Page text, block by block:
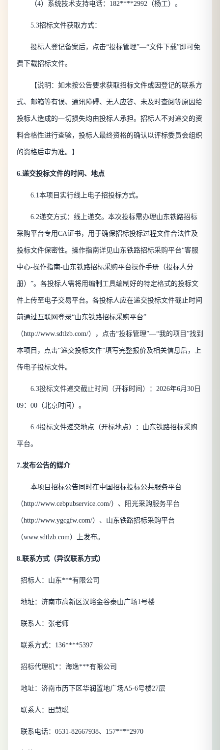
（4）系统技术支持电话：182****2992（杨工）。
5.3招标文件获取方式：
投标人登记备案后，点击“投标管理”—“文件下载”即可免
费下载招标文件。
【说明：如未按公告要求获取招标文件或因登记的联系方
式、邮箱等有误、通讯障碍、无人应答、未及时查阅等原因给
投标人造成的一切损失均由投标人承担。招标人不对递交的资
料合格性进行查验，投标人最终资格的确认以评标委员会组织
的资格后审为准。】
6.递交投标文件的时间、地点
6.1本项目实行线上电子招投标方式。
6.2递交方式：线上递交。本次投标需办理山东铁路招标
采购平台专用CA证书，用于确保招标投标过程文件合法性及
投标文件保密性。操作指南详见山东铁路招标采购平台“客服
中心-操作指南-山东铁路招标采购平台操作手册（投标人分
册）”。各投标人需将用编制工具编制好的特定格式的投标文
件上传至电子交易平台。各投标人应在递交投标文件截止时间
前通过互联网登录“山东铁路招标采购平台”
（http://www.sdtlzb.com/），点击“投标管理”—“我的项目”找到
本项目，点击“递交投标文件”填写完整报价及相关信息后，上
传电子投标文件。
6.3投标文件递交截止时间（开标时间）：2026年6月 30 日
09： 00（北京时间）。
6.4投标文件递交地点 （开标地点） ：山东铁路招标采购
平台。
7.发布公告的媒介
本项目招标公告同时在中国招标投标公共服务平台
（http://www.cebpubservice.com/）、阳光采购服务平台
（http://www.ygcgfw.com/）、山东铁路招标采购平台
（www.sdtlzb.com）上发布。
8.联系方式 （异议联系方式）
招标人：山东***有限公司
地址：济南市高新区汉峪金谷泰山广场1号楼
联系人： 张老师
联系方式： 136****5397
招标代理机*：海逸***有限公司
地址： 济南市历下区华润置地广场A5-6号楼27层
联系人： 田慧聪
联系电话： 0531-82667938、157****2970